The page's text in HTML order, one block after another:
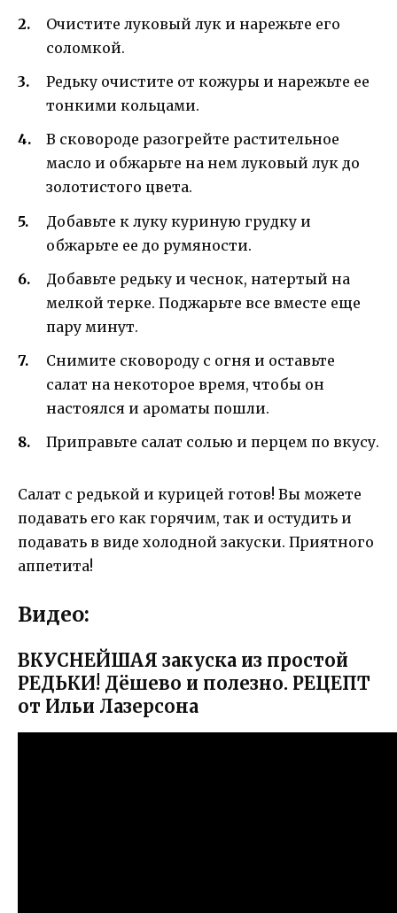
Очистите луковый лук и нарежьте его
соломкой.
Редьку очистите от кожуры и нарежьте ее
тонкими кольцами.
В сковороде разогрейте растительное
масло и обжарьте на нем луковый лук до
золотистого цвета.
Добавьте к луку куриную грудку и
обжарьте ее до румяности.
Добавьте редьку и чеснок, натертый на
мелкой терке. Поджарьте все вместе еще
пару минут.
Снимите сковороду с огня и оставьте
салат на некоторое время, чтобы он
настоялся и ароматы пошли.
Приправьте салат солью и перцем по вкусу.
Салат с редькой и курицей готов! Вы можете
подавать его как горячим, так и остудить и
подавать в виде холодной закуски. Приятного
аппетита!
Видео:
ВКУСНЕЙШАЯ закуска из простой
РЕДЬКИ! Дёшево и полезно. РЕЦЕПТ
от Ильи Лазерсона